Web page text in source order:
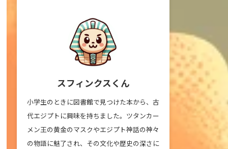
スフィンクスくん
小学生のときに図書館で見つけた本から、古
代エジプトに興味を持ちました。ツタンカー
メン王の黄金のマスクやエジプト神話の神々
の物語に魅了され、その文化や歴史の深さに